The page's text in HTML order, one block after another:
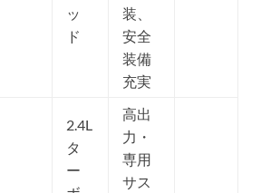
ッ
ド
装、
安全
装備
充実
2.4L
タ
ー
高出
力・
専用
サス